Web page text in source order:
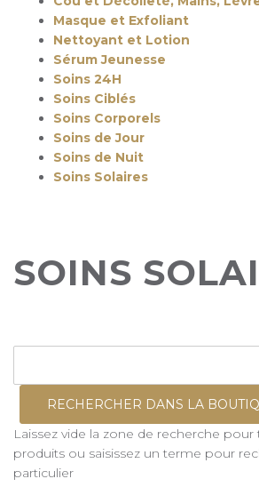
Masque et Exfoliant
Nettoyant et Lotion
Sérum Jeunesse
Soins 24H
Soins Ciblés
Soins Corporels
Soins de Jour
Soins de Nuit
Soins Solaires
SOINS
Laissez vide la zone de recherche
produits ou saisissez un terme pour
particulier